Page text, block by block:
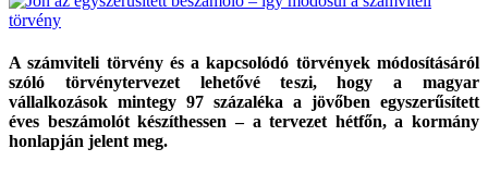
A számviteli törvény és a kapcsolódó törvények módosításáról
szóló törvénytervezet lehetővé teszi, hogy a magyar
vállalkozások mintegy 97 százaléka a jövőben egyszerűsített
éves beszámolót készíthessen – a tervezet hétfőn, a kormány
honlapján jelent meg.